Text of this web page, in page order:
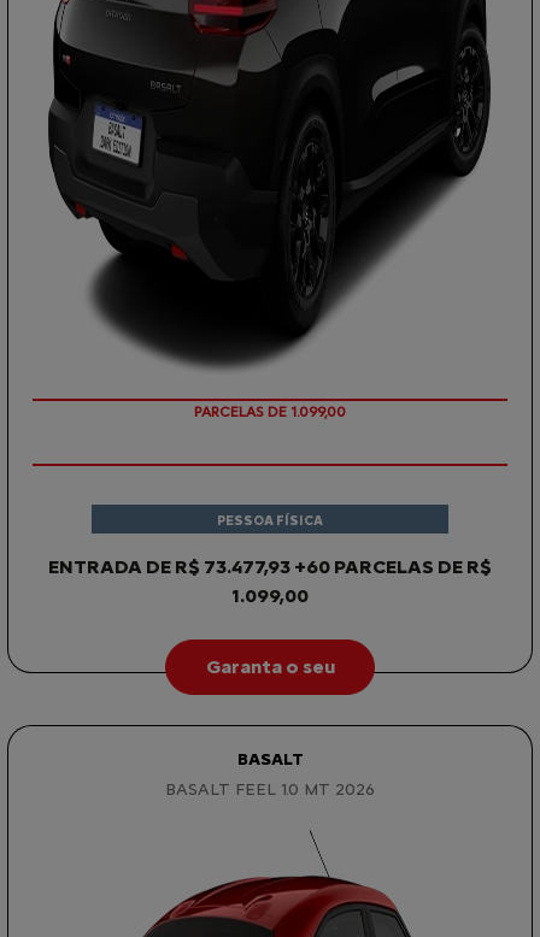
PARCELAS DE 1.099,00
ENTRADA DE R$ 73.477,93 +60 PARCELAS DE R$
1.099,00
PESSOA FÍSICA
Garanta o seu
BASALT
BASALT FEEL 1.0 MT 2026